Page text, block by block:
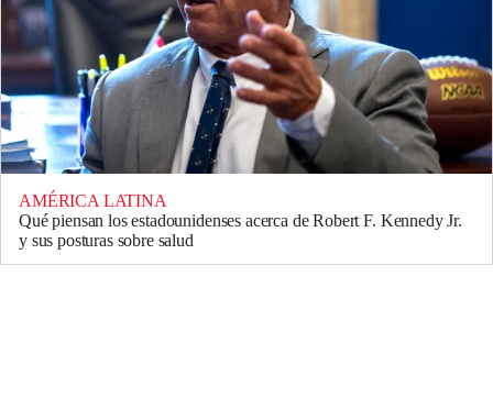
AMÉRICA LATINA
Qué piensan los estadounidenses acerca de Robert F. Kennedy Jr.
y sus posturas sobre salud